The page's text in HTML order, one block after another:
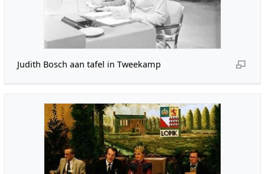
Judith Bosch aan tafel in Tweekamp